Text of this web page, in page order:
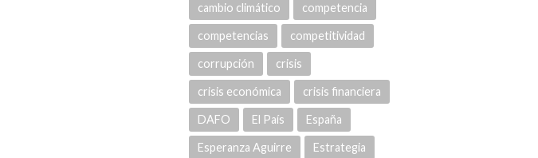
cambio climático competencia
competencias competitividad
corrupción crisis
crisis económica crisis financiera
DAFO El País España
Esperanza Aguirre Estrategia